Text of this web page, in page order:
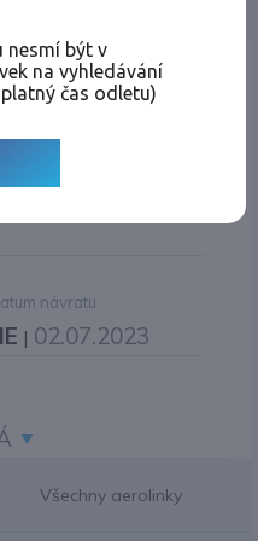
návratu
| 02.07.2023
Všechny aerolinky
nesmí být v
na vyhledávání
čas odletu)